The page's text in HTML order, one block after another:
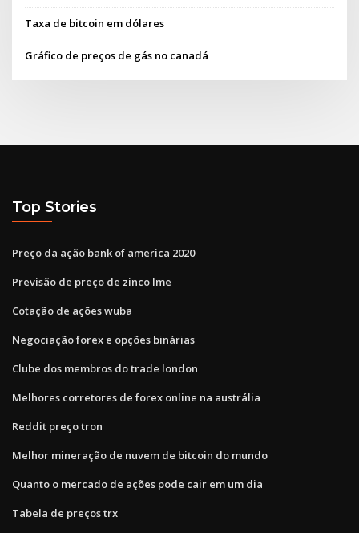
Taxa de bitcoin em dólares
Gráfico de preços de gás no canadá
Top Stories
Preço da ação bank of america 2020
Previsão de preço de zinco lme
Cotação de ações wuba
Negociação forex e opções binárias
Clube dos membros do trade london
Melhores corretores de forex online na austrália
Reddit preço tron
Melhor mineração de nuvem de bitcoin do mundo
Quanto o mercado de ações pode cair em um dia
Tabela de preços trx